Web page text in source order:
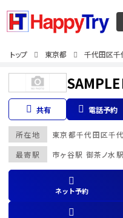
トップ 東京都 千代田区
SAMPLE
共有 電話予約
最寄駅 市ヶ谷駅 御茶ノ水駅
所在地 東京都千代田区千
ネット予約